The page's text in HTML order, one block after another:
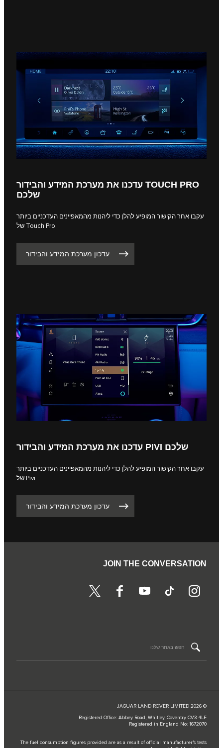
עדכנו את מערכת המידע והבידור TOUCH PRO
שלכם
עקבו אחר הקישור המופיע להלן כדי ליהנות מהמאפיינים העדכניים ביותר
של Touch Pro.
עדכון מערכת המידע והבידור
עדכנו את מערכת המידע והבידור PIVI שלכם
עקבו אחר הקישור המופיע להלן כדי ליהנות מהמאפיינים העדכניים ביותר
של Pivi.
עדכון מערכת המידע והבידור
JOIN THE CONVERSATION
© JAGUAR LAND ROVER LIMITED 2026
Registered Office: Abbey Road, Whitley, Coventry CV3 4LF
Registered in England No: 1672070
The fuel consumption figures provided are as a result of official manufacturer's tests